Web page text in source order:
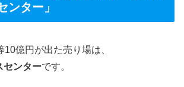
ンター」
億円が出た売り場は、
センターです。